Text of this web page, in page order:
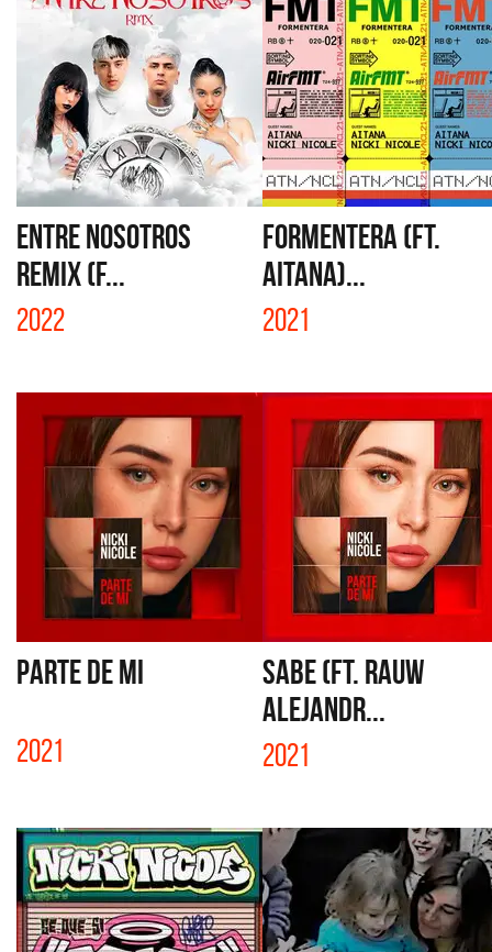
ENTRE NOSOTROS
REMIX (F...
2022
FORMENTERA (FT.
AITANA)...
2021
PARTE DE MI
2021
SABE (FT. RAUW
ALEJANDR...
2021